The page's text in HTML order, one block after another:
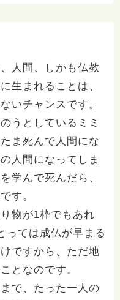
人間、しかも仏教
生まれることは、
いチャンスです。
うとしているミミ
ま死んで人間にな
人間になってしま
学んで死んだら、
す。
物が1枠でもあれ
っては成仏が早まる
ですから、ただ地
となのです。
で、たった一人の